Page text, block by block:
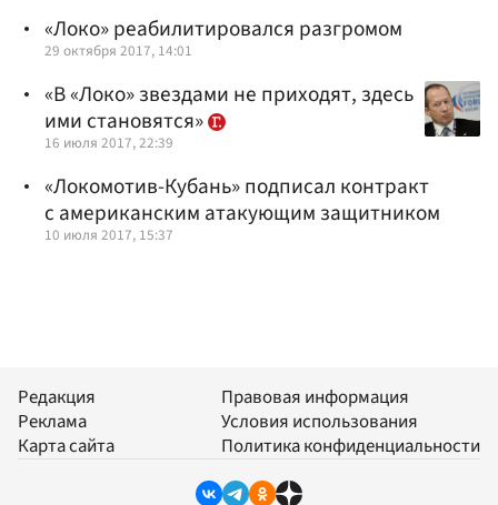
«Локо» реабилитировался разгромом
29 октября 2017, 14:01
«В «Локо» звездами не приходят, здесь
ими становятся»
16 июля 2017, 22:39
«Локомотив-Кубань» подписал контракт
с американским атакующим защитником
10 июля 2017, 15:37
Редакция
Реклама
Карта сайта
Правовая информация
Условия использования
Политика конфиденциальности